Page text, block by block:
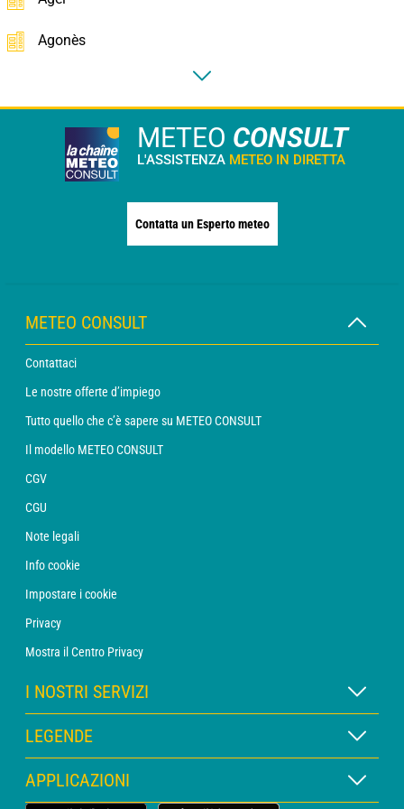
Agonès
METEO CONSULT
L'ASSISTENZA METEO IN DIRETTA
Contatta un Esperto meteo
METEO CONSULT
Contattaci
Le nostre offerte d’impiego
Tutto quello che c’è sapere su METEO CONSULT
Il modello METEO CONSULT
CGV
CGU
Note legali
Info cookie
Impostare i cookie
Privacy
Mostra il Centro Privacy
I NOSTRI SERVIZI
Abbonamento METEO Xpert
Abbonamento METEO PRO
Consulenza con un meteorologo
LEGENDE
Legenda delle mappe
Legenda dei pittogrammi
APPLICAZIONI